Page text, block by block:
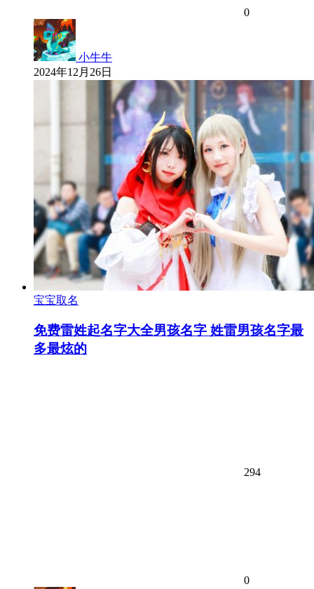
0
小牛牛
2024年12月26日
宝宝取名
免费雷姓起名字大全男孩名字 姓雷男孩名字最
多最炫的
294
0